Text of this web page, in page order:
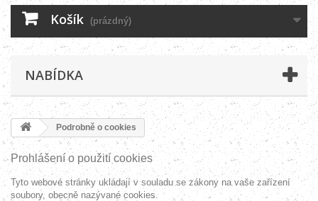
Košík (prázdný)
NABÍDKA
Podrobně o cookies
Prohlášení o použití cookies
Tyto webové stránky ukládají v souladu se zákony na vaše zařízení
soubory, obecně nazývané cookies.